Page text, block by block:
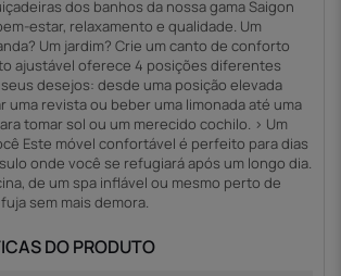
dos banhos da nossa gama Saigon
estar, relaxamento e qualidade. Um
Um jardim? Crie um canto de conforto
ajustável oferece 4 posições diferentes
desejos: desde uma posição elevada
uma revista ou beber uma limonada até uma
tomar sol ou um merecido cochilo. > Um
Este móvel confortável é perfeito para dias
onde você se refugiará após um longo dia.
de um spa inflável ou mesmo perto de
sem mais demora.
DO PRODUTO